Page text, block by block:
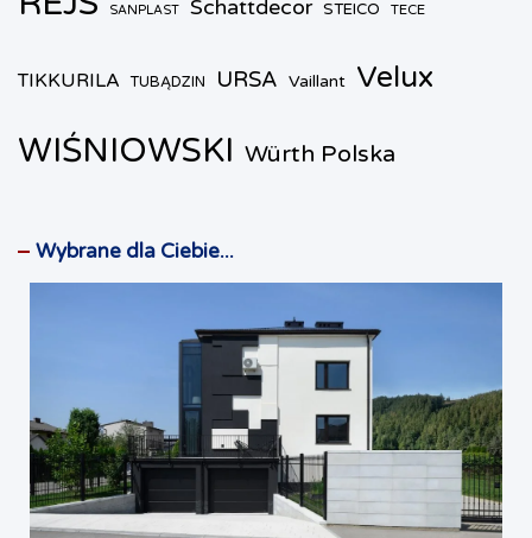
SANPLAST Schattdecor STEICO TECE
TIKKURILA TUBĄDZIN URSA Vaillant Velux
WIŚNIOWSKI Würth Polska
Wybrane dla Ciebie...